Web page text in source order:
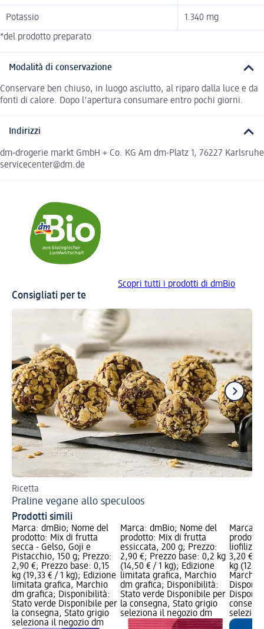
Potassio 1.340 mg
*del prodotto preparato
Modalità di conservazione
Conservare ben chiuso, in luogo asciutto, al riparo dalla luce e da
fonti di calore. Dopo l'apertura consumare entro pochi giorni.
Indirizzi
dm-drogerie markt GmbH + Co. KG Am dm-Platz 1, 76227 Karlsruhe
servicecenter@dm.de
Scopri tutti i prodotti di dmBio
Consigliati per te
Ricetta
Praline vegane allo speculoos
Prodotti simili
Marca: dmBio; Nome del
prodotto: Mix di frutta
secca - Gelso, Goji e
Pistacchio, 150 g; Prezzo:
2,90 €; Prezzo base: 0,15
kg (19,33 € / 1 kg); Edizione
limitata grafica, Marchio
dm grafica; Disponibilità:
Stato verde Disponibile per
la consegna, Stato grigio
seleziona il negozio dm
Marca: dmBio; Nome del
prodotto: Mix di frutta
essiccata, 200 g; Prezzo:
2,90 €; Prezzo base: 0,2 kg
(14,50 € / 1 kg); Edizione
limitata grafica, Marchio
dm grafica; Disponibilità:
Stato verde Disponibile per
la consegna, Stato grigio
seleziona il negozio dm
Marca:
3,20 €;
kg
Marchio